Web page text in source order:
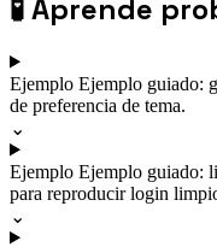
🧪Aprende
Ejemplo Ejemplo guiado:
de preferencia de tema.
⌄
Ejemplo Ejemplo guiado:
para reproducir login
⌄